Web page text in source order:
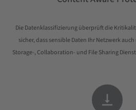
Die Datenklassifizierung überprüft die
sicher, dass sensible Daten Ihr Netzwerk
Storage-, Collaboration- und File Sharing
